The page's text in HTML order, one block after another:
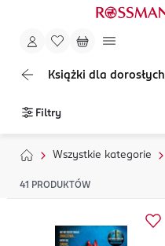
Książki dla dorosłych
Filtry
Wszystkie kategorie
41 PRODUKTÓW